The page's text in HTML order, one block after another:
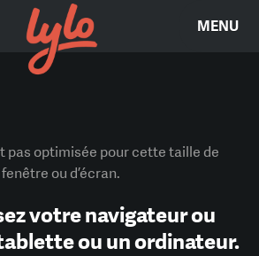
MENU
pas optimisée pour cette taille de
fenêtre ou d’écran.
votre navigateur ou
ou un ordinateur.